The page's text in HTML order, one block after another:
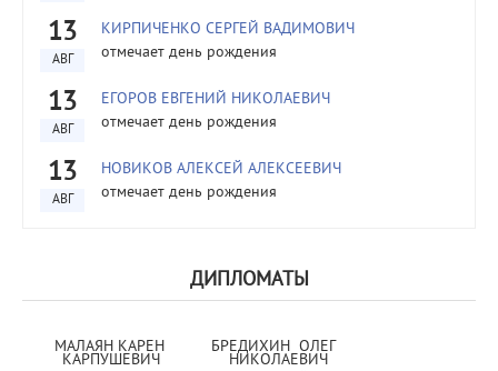
13
АВГ
КИРПИЧЕНКО СЕРГЕЙ ВАДИМОВИЧ
отмечает день рождения
13
АВГ
ЕГОРОВ ЕВГЕНИЙ НИКОЛАЕВИЧ
отмечает день рождения
13
АВГ
НОВИКОВ АЛЕКСЕЙ АЛЕКСЕЕВИЧ
отмечает день рождения
ДИПЛОМАТЫ
МАЛАЯН КАРЕН
КАРПУШЕВИЧ
БРЕДИХИН  ОЛЕГ
НИКОЛАЕВИЧ